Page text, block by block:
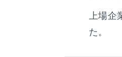
上場
た。